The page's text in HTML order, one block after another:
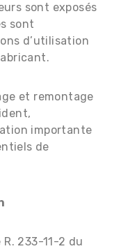
sont exposés
sont
d’utilisation
et remontage
importante
de
R. 233-11-2 du